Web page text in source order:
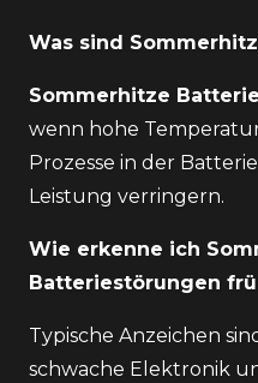
Was sind
Sommerhitze
wenn hohe
Prozesse in der
Leistung verringern.
Wie erkenne ich
Batteriestörungen
Typische Anzeichen
schwache Elektronik